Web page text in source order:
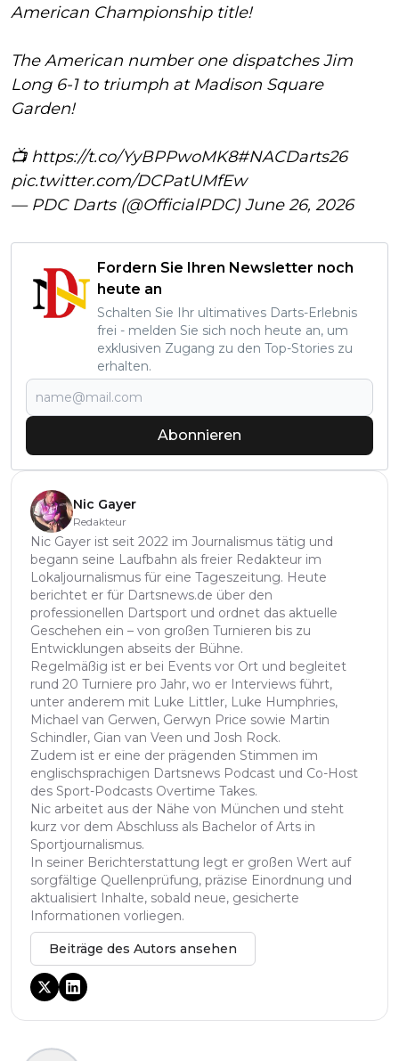
American Championship title!
The American number one dispatches Jim
Long 6-1 to triumph at Madison Square
Garden!
📺 https://t.co/YyBPPwoMK8#NACDarts26
pic.twitter.com/DCPatUMfEw
— PDC Darts (@OfficialPDC) June 26, 2026
Fordern Sie Ihren Newsletter noch
heute an
Schalten Sie Ihr ultimatives Darts-Erlebnis
frei - melden Sie sich noch heute an, um
exklusiven Zugang zu den Top-Stories zu
erhalten.
Abonnieren
Nic Gayer
Redakteur
Nic Gayer ist seit 2022 im Journalismus tätig und
begann seine Laufbahn als freier Redakteur im
Lokaljournalismus für eine Tageszeitung. Heute
berichtet er für Dartsnews.de über den
professionellen Dartsport und ordnet das aktuelle
Geschehen ein – von großen Turnieren bis zu
Entwicklungen abseits der Bühne.
Regelmäßig ist er bei Events vor Ort und begleitet
rund 20 Turniere pro Jahr, wo er Interviews führt,
unter anderem mit Luke Littler, Luke Humphries,
Michael van Gerwen, Gerwyn Price sowie Martin
Schindler, Gian van Veen und Josh Rock.
Zudem ist er eine der prägenden Stimmen im
englischsprachigen Dartsnews Podcast und Co-Host
des Sport-Podcasts Overtime Takes.
Nic arbeitet aus der Nähe von München und steht
kurz vor dem Abschluss als Bachelor of Arts in
Sportjournalismus.
In seiner Berichterstattung legt er großen Wert auf
sorgfältige Quellenprüfung, präzise Einordnung und
aktualisiert Inhalte, sobald neue, gesicherte
Informationen vorliegen.
Beiträge des Autors ansehen